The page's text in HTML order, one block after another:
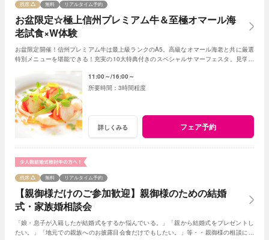
お盆限定☆極上信州プレミアム牛＆至極オマール海
老試食×W体験
残席 無料 リアルタイム予約
お盆限定開催！信州プレミアム牛は最上級ランクのA5。高級なオマール海老と共に厳選
特別メニューを堪能できる！充実の10大特典付きのスペシャルサマーフェスタ。見学＆
11:00～ 16:00～
3時間程度
詳しくみる フェア予約
【親御様だけのご参加歓迎】親御様のための結婚
式・家族婚相談会
残席 無料 リアルタイム予約
「娘・息子が入籍したが結婚式をするか悩んでいる。」「親から結婚式をプレゼントし
たい。」「地元での親族へのお披露目会食だけでもしたい。」等・・親御様の相談にベ